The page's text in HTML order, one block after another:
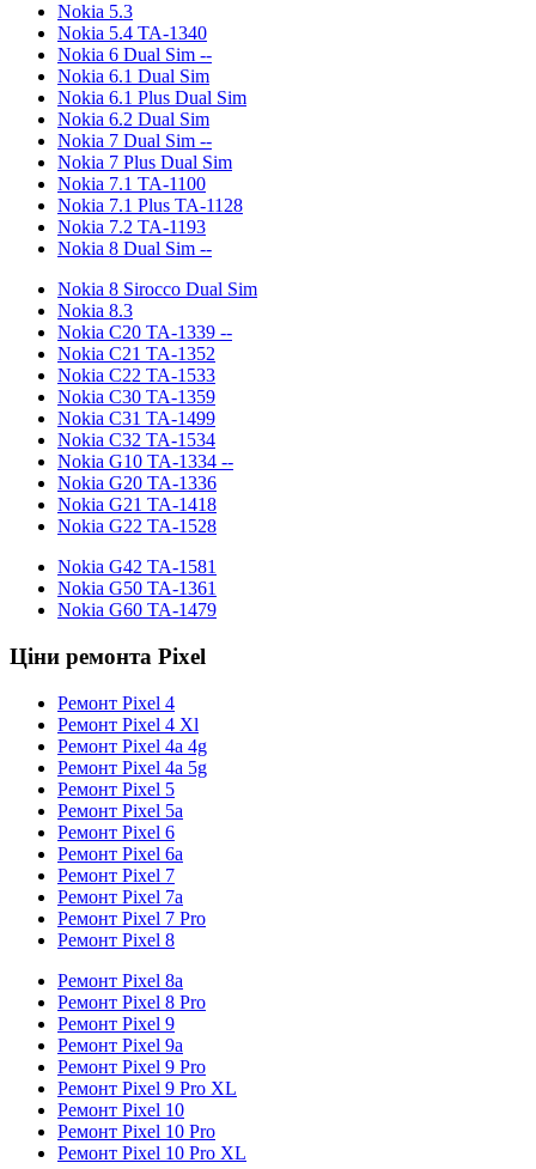
Nokia 5.3
Nokia 5.4 TA-1340
Nokia 6 Dual Sim --
Nokia 6.1 Dual Sim
Nokia 6.1 Plus Dual Sim
Nokia 6.2 Dual Sim
Nokia 7 Dual Sim --
Nokia 7 Plus Dual Sim
Nokia 7.1 TA-1100
Nokia 7.1 Plus TA-1128
Nokia 7.2 TA-1193
Nokia 8 Dual Sim --
Nokia 8 Sirocco Dual Sim
Nokia 8.3
Nokia С20 TA-1339 --
Nokia С21 TA-1352
Nokia C22 TA-1533
Nokia С30 TA-1359
Nokia С31 TA-1499
Nokia С32 TA-1534
Nokia G10 TA-1334 --
Nokia G20 TA-1336
Nokia G21 TA-1418
Nokia G22 TA-1528
Nokia G42 TA-1581
Nokia G50 TA-1361
Nokia G60 TA-1479
Ціни ремонта Pixel
Ремонт Pixel 4
Ремонт Pixel 4 Xl
Ремонт Pixel 4a 4g
Ремонт Pixel 4a 5g
Ремонт Pixel 5
Ремонт Pixel 5a
Ремонт Pixel 6
Ремонт Pixel 6a
Ремонт Pixel 7
Ремонт Pixel 7a
Ремонт Pixel 7 Pro
Ремонт Pixel 8
Ремонт Pixel 8a
Ремонт Pixel 8 Pro
Ремонт Pixel 9
Ремонт Pixel 9a
Ремонт Pixel 9 Pro
Ремонт Pixel 9 Pro XL
Ремонт Pixel 10
Ремонт Pixel 10 Pro
Ремонт Pixel 10 Pro XL